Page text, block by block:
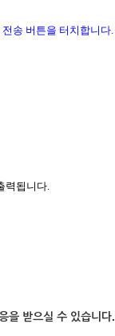
송 버튼을 터치합니다.
력됩니다.
을 받으실 수 있습니다.